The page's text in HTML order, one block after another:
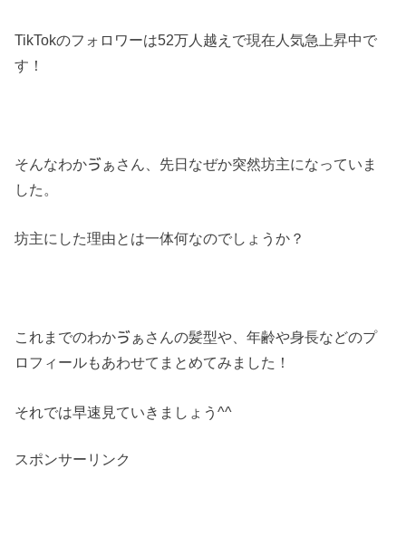
TikTokのフォロワーは52万人越えで現在人気急上昇中で
す！
そんなわかゔぁさん、先日なぜか突然坊主になっていま
した。
坊主にした理由とは一体何なのでしょうか？
これまでのわかゔぁさんの髪型や、年齢や身長などのプ
ロフィールもあわせてまとめてみました！
それでは早速見ていきましょう^^
スポンサーリンク